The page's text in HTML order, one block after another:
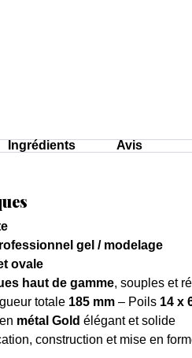
Ingrédients Avis
gel / modelage
ovale
haut de gamme, souples et
totale 185 mm – Poils 14 x
métal Gold élégant et solide
construction et mise en